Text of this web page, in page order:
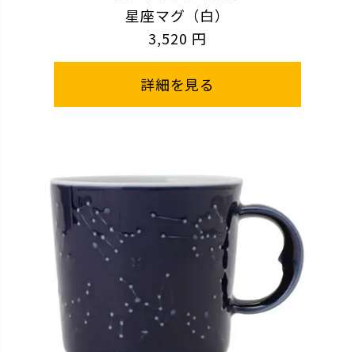
星座マグ（白）
3,520 円
詳細を見る